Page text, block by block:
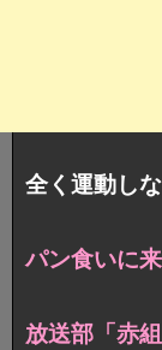
全く運動し
パン食いに
放送部「赤